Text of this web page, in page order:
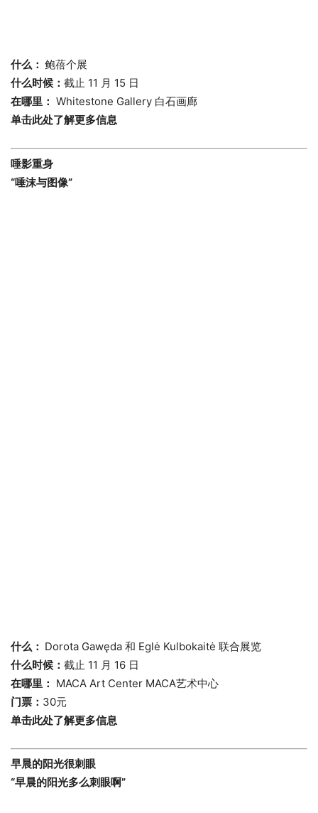
什么： 鲍蓓个展
什么时候： 截止 11 月 15 日
在哪里： Whitestone Gallery 白石画廊
单击此处了解更多信息
唾影重身
“唾沫与图像”
什么： Dorota Gawęda 和 Eglė Kulbokaitė 联合展览
什么时候： 截止 11 月 16 日
在哪里： MACA Art Center MACA艺术中心
门票： 30元
单击此处了解更多信息
早晨的阳光很刺眼
“早晨的阳光多么刺眼啊”